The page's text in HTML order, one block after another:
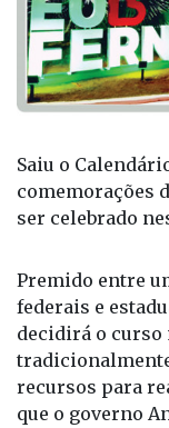
Saiu o
comemorações
ser celebrado
Premido entre
federais e
decidirá o curso
recursos para
que o governo